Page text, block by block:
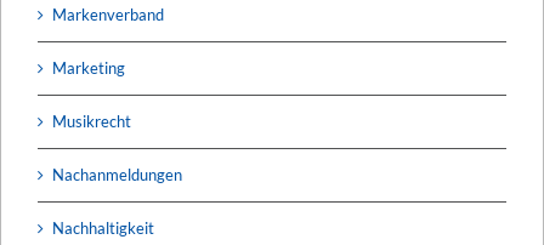
Markenverband
Marketing
Musikrecht
Nachanmeldungen
Nachhaltigkeit